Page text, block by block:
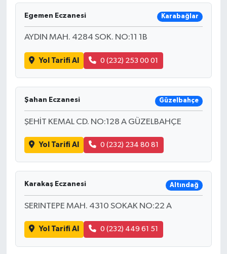
Egemen Eczanesi Karabağlar
AYDIN MAH. 4284 SOK. NO:11 1B
Yol Tarifi Al 0 (232) 253 00 01
Şahan Eczanesi Güzelbahçe
ŞEHİT KEMAL CD. NO:128 A GÜZELBAHÇE
Yol Tarifi Al 0 (232) 234 80 81
Karakaş Eczanesi Altındağ
SERINTEPE MAH. 4310 SOKAK NO:22 A
Yol Tarifi Al 0 (232) 449 61 51